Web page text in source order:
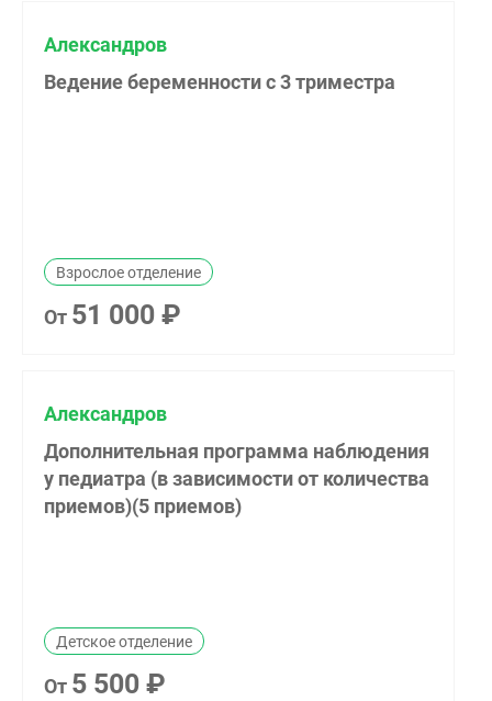
Александров
Ведение беременности с 3 триместра
Взрослое отделение
От 51 000 ₽
Александров
Дополнительная программа наблюдения
у педиатра (в зависимости от количества
приемов)(5 приемов)
Детское отделение
От 5 500 ₽